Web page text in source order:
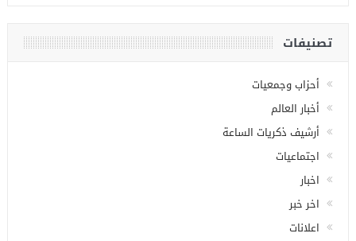
تصنيفات
أحزاب وجمعيات
أخبار العالم
أرشيف ذكريات الساعة
اجتماعيات
اخبار
اخر خبر
اعلانات